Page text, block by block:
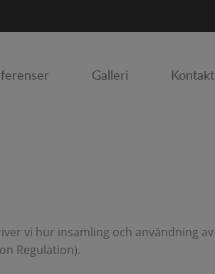
Galleri Kontakt
vi hur insamling och användning av
Regulation).